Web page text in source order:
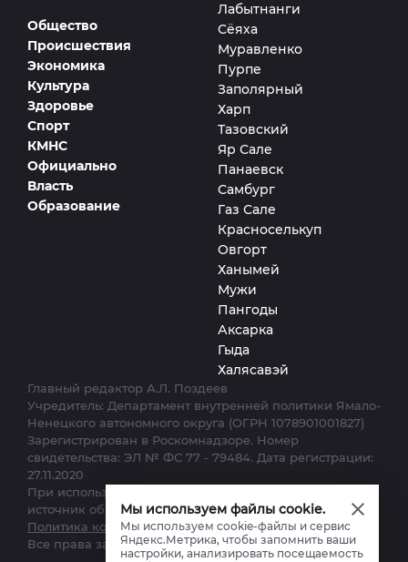
Мы используем файлы cookie.
Мы используем cookie-файлы и сервис
Яндекс.Метрика, чтобы запомнить ваши
настройки, анализировать посещаемость
Общество
Происшествия
Экономика
Культура
Здоровье
Спорт
КМНС
Официально
Власть
Образование
Лабытнанги
Сёяха
Муравленко
Пурпе
Заполярный
Харп
Тазовский
Яр Сале
Панаевск
Самбург
Газ Сале
Красноселькуп
Овгорт
Ханымей
Мужи
Пангоды
Аксарка
Гыда
Халясавэй
Главный редактор А.Л. Поздеев
Учредитель: Департамент внутренней политики Ямало-
Ненецкого автономного округа (ОГРН 1078901001827)
Зарегистрирован в Роскомнадзоре. Номер
свидетельства: ЭЛ № ФС 77 - 79484. Дата регистрации:
27.11.2020
При использовании материалов сайта ссылка на
источник обязательна.
Политика конфиденциальности.
Все права защищены. © 2012–2025